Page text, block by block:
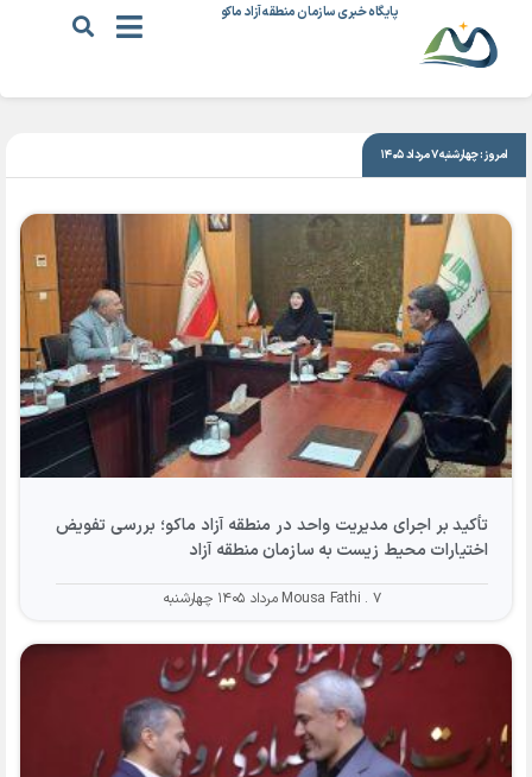
پایگاه خبری سازمان منطقه آزاد ماکو
|خبر ویژه
امروز: چهارشنبه ۷ مرداد ۱۴۰۵
تأکید بر اجرای مدیریت واحد در منطقه آزاد ماکو؛ بررسی تفویض
اختیارات محیط زیست به سازمان منطقه آزاد
Mousa Fathi ۷ مرداد ۱۴۰۵ چهارشنبه